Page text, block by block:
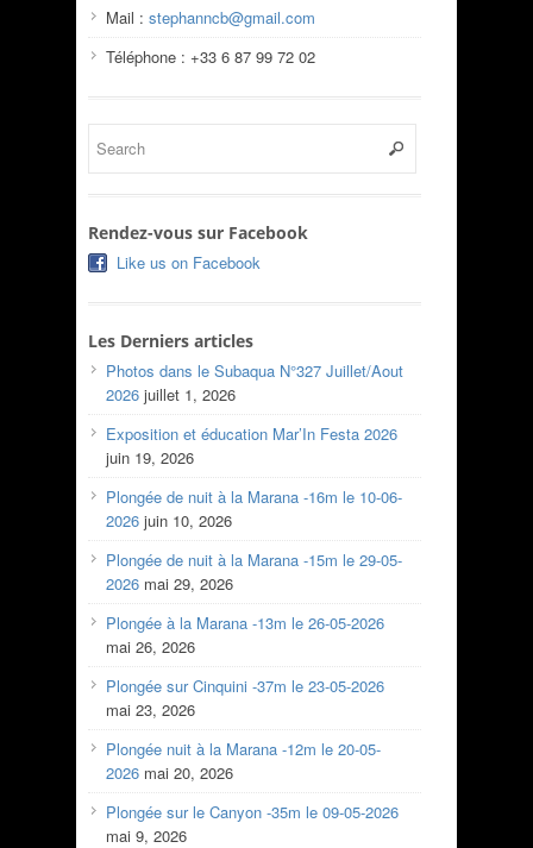
Mail : stephanncb@gmail.com
Téléphone : +33 6 87 99 72 02
Rendez-vous sur Facebook
Like us on Facebook
Les Derniers articles
Photos dans le Subaqua N°327 Juillet/Aout
2026 juillet 1, 2026
Exposition et éducation Mar’In Festa 2026
juin 19, 2026
Plongée de nuit à la Marana -16m le 10-06-
2026 juin 10, 2026
Plongée de nuit à la Marana -15m le 29-05-
2026 mai 29, 2026
Plongée à la Marana -13m le 26-05-2026
mai 26, 2026
Plongée sur Cinquini -37m le 23-05-2026
mai 23, 2026
Plongée nuit à la Marana -12m le 20-05-
2026 mai 20, 2026
Plongée sur le Canyon -35m le 09-05-2026
mai 9, 2026